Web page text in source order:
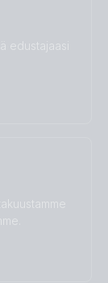
edustajaasi